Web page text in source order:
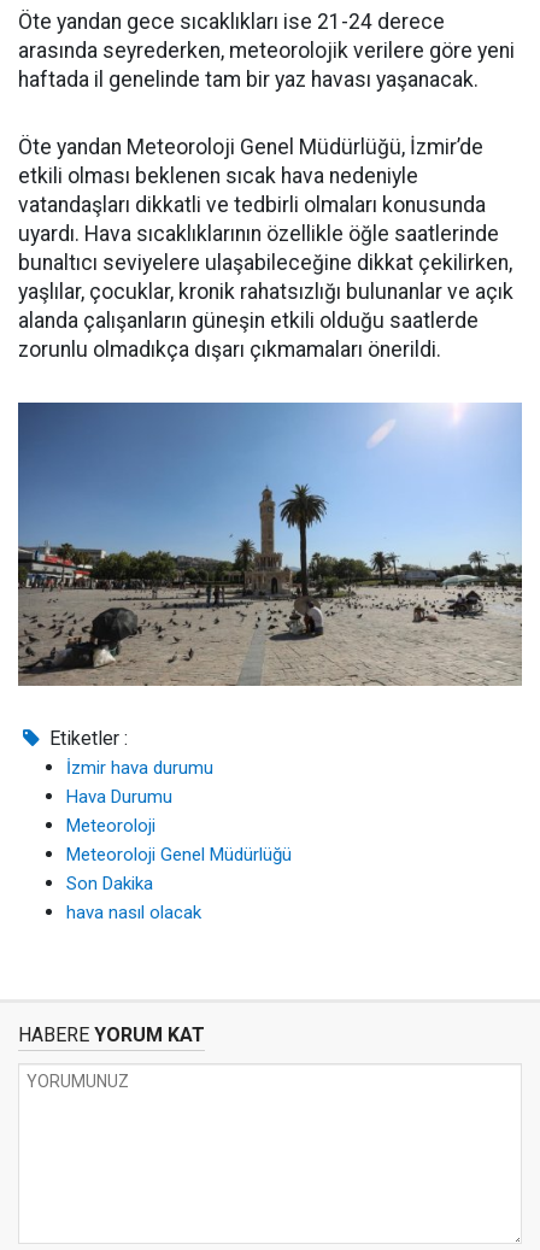
Öte yandan gece sıcaklıkları ise 21-24 derece
arasında seyrederken, meteorolojik verilere göre yeni
haftada il genelinde tam bir yaz havası yaşanacak.
Öte yandan Meteoroloji Genel Müdürlüğü, İzmir’de
etkili olması beklenen sıcak hava nedeniyle
vatandaşları dikkatli ve tedbirli olmaları konusunda
uyardı. Hava sıcaklıklarının özellikle öğle saatlerinde
bunaltıcı seviyelere ulaşabileceğine dikkat çekilirken,
yaşlılar, çocuklar, kronik rahatsızlığı bulunanlar ve açık
alanda çalışanların güneşin etkili olduğu saatlerde
zorunlu olmadıkça dışarı çıkmamaları önerildi.
Etiketler :
İzmir hava durumu
Hava Durumu
Meteoroloji
Meteoroloji Genel Müdürlüğü
Son Dakika
hava nasıl olacak
HABERE YORUM KAT